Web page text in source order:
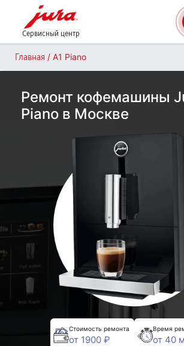
Сервисный центр
Главная / A1 Piano
Ремонт кофемашины
Piano в Москве
Стоимость ремонта
от 1900 ₽
Время
от 40